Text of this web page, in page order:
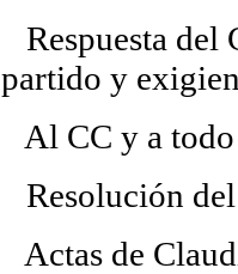
Respuesta del
partido y
Al CC y a
Resolución
Actas de